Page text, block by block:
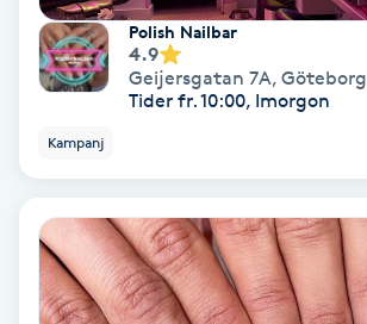
Skoinlägg
Skägg
Skäggfärgning
Skäggklippning
Skäggtrimmning
Polish Nailbar
4.9
Geijersgatan 7A, Göteborg
Tider fr. 10:00, Imorgon
Kampanj